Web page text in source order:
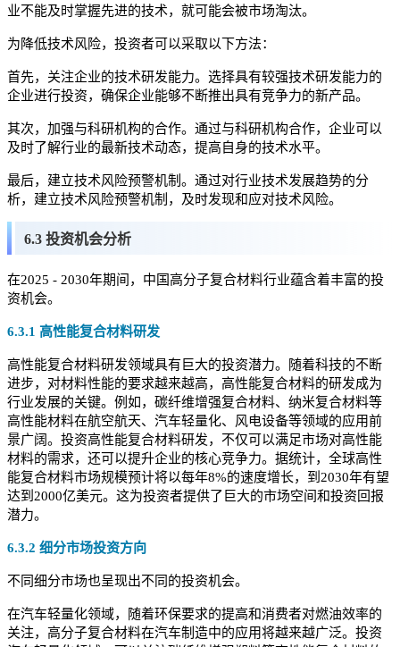
业不能及时掌握先进的技术，就可能会被市场淘汰。
为降低技术风险，投资者可以采取以下方法：
首先，关注企业的技术研发能力。选择具有较强技术研发能力的
企业进行投资，确保企业能够不断推出具有竞争力的新产品。
其次，加强与科研机构的合作。通过与科研机构合作，企业可以
及时了解行业的最新技术动态，提高自身的技术水平。
最后，建立技术风险预警机制。通过对行业技术发展趋势的分
析，建立技术风险预警机制，及时发现和应对技术风险。
6.3 投资机会分析
在2025 - 2030年期间，中国高分子复合材料行业蕴含着丰富的投
资机会。
6.3.1 高性能复合材料研发
高性能复合材料研发领域具有巨大的投资潜力。随着科技的不断
进步，对材料性能的要求越来越高，高性能复合材料的研发成为
行业发展的关键。例如，碳纤维增强复合材料、纳米复合材料等
高性能材料在航空航天、汽车轻量化、风电设备等领域的应用前
景广阔。投资高性能复合材料研发，不仅可以满足市场对高性能
材料的需求，还可以提升企业的核心竞争力。据统计，全球高性
能复合材料市场规模预计将以每年8%的速度增长，到2030年有望
达到2000亿美元。这为投资者提供了巨大的市场空间和投资回报
潜力。
6.3.2 细分市场投资方向
不同细分市场也呈现出不同的投资机会。
在汽车轻量化领域，随着环保要求的提高和消费者对燃油效率的
关注，高分子复合材料在汽车制造中的应用将越来越广泛。投资